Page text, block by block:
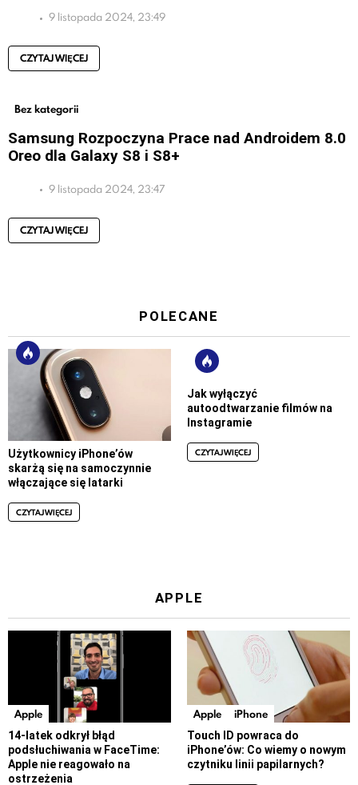
9 listopada 2024, 23:49
CZYTAJ WIĘCEJ
Bez kategorii
Samsung Rozpoczyna Prace nad Androidem 8.0
Oreo dla Galaxy S8 i S8+
9 listopada 2024, 23:47
CZYTAJ WIĘCEJ
POLECANE
Użytkownicy iPhone’ów
skarżą się na samoczynnie
włączające się latarki
CZYTAJ WIĘCEJ
Jak wyłączyć
autoodtwarzanie filmów na
Instagramie
CZYTAJ WIĘCEJ
APPLE
Apple
14-latek odkrył błąd
podsłuchiwania w FaceTime:
Apple nie reagowało na
ostrzeżenia
Apple iPhone
Touch ID powraca do
iPhone’ów: Co wiemy o nowym
czytniku linii papilarnych?